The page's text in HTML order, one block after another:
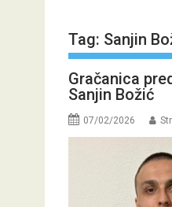
Tag: Sanjin
Gračanica
Sanjin Božić
07/02/2026